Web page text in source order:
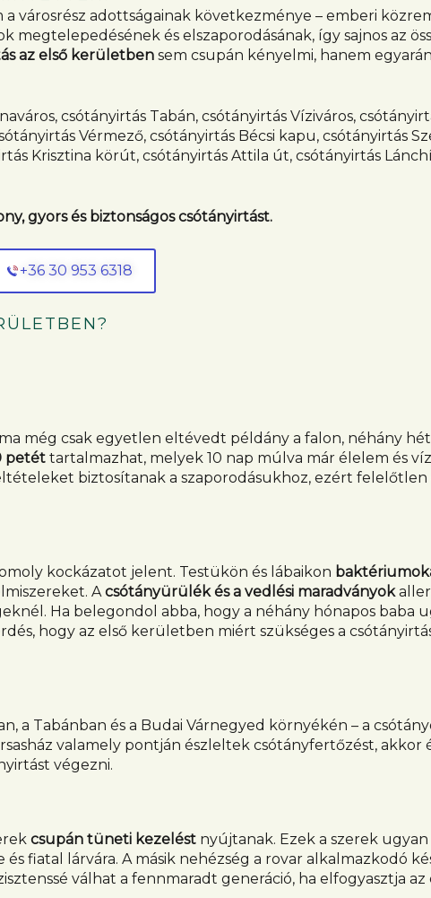
városrész adottságainak következménye – emberi
és elszaporodásának, így sajnos az
az első kerületben sem csupán kényelmi, hanem
csótányirtás Tabán, csótányirtás Víziváros,
Vérmező, csótányirtás Bécsi kapu, csótányirtás
Krisztina körút, csótányirtás Attila út, csótányirtás
gyors és biztonságos csótányirtást.
+36 30 953 6318
még csak egyetlen eltévedt példány a falon, néhány
petét tartalmazhat, melyek 10 nap múlva már élelem és
biztosítanak a szaporodásukhoz, ezért
kockázatot jelent. Testükön és lábaikon
A csótányürülék és a vedlési maradványok
Ha belegondol abba, hogy a néhány hónapos baba
hogy az első kerületben miért szükséges a
a Tabánban és a Budai Várnegyed környékén – a
valamely pontján észleltek csótányfertőzést, akkor
végezni.
csupán tüneti kezelést nyújtanak. Ezek a szerek
fiatal lárvára. A másik nehézség a rovar alkalmazkodó
válhat a fennmaradt generáció, ha elfogyasztja